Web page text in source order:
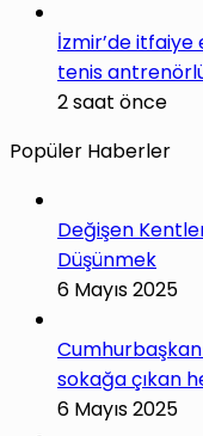
İzmir’de itfaiye
tenis
2 saat önce
Popüler Haberler
Değişen
Düşünmek
6 Mayıs 2025
sokağa çıkan
6 Mayıs 2025